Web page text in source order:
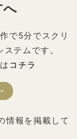
へ
で5分でスクリ
テムです。
コチラ
情報を掲載して